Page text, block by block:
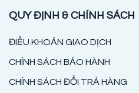
QUY ĐỊNH & CHÍNH SÁCH
ĐIỀU KHOẢN GIAO DỊCH
CHÍNH SÁCH BẢO HÀNH
CHÍNH SÁCH ĐỔI TRẢ HÀNG